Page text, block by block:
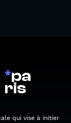
*pa
ris
qui vise à initier